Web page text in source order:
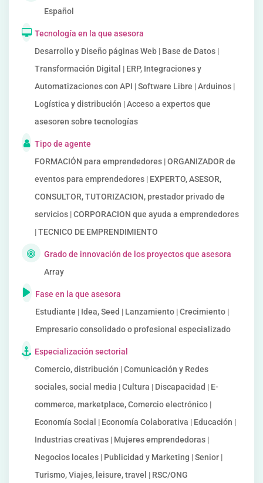
Español
Tecnología en la que asesora
Desarrollo y Diseño páginas Web | Base de Datos |
Transformación Digital | ERP, Integraciones y
Automatizaciones con API | Software Libre | Arduinos |
Logística y distribución | Acceso a expertos que
asesoren sobre tecnologías
Tipo de agente
FORMACIÓN para emprendedores | ORGANIZADOR de
eventos para emprendedores | EXPERTO, ASESOR,
CONSULTOR, TUTORIZACION, prestador privado de
servicios | CORPORACION que ayuda a emprendedores
| TECNICO DE EMPRENDIMIENTO
Grado de innovación de los proyectos que asesora
Array
Fase en la que asesora
Estudiante | Idea, Seed | Lanzamiento | Crecimiento |
Empresario consolidado o profesional especializado
Especialización sectorial
Comercio, distribución | Comunicación y Redes
sociales, social media | Cultura | Discapacidad | E-
commerce, marketplace, Comercio electrónico |
Economía Social | Economía Colaborativa | Educación |
Industrias creativas | Mujeres emprendedoras |
Negocios locales | Publicidad y Marketing | Senior |
Turismo, Viajes, leisure, travel | RSC/ONG